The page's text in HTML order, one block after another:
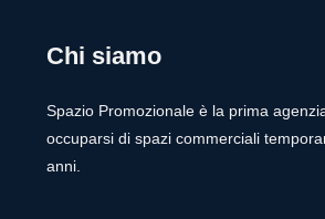
Chi siamo
Spazio Promozionale è la prima
occuparsi di spazi commerciali
anni.